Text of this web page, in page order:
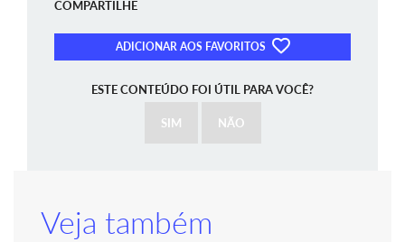
COMPARTILHE
ADICIONAR AOS FAVORITOS
ESTE CONTEÚDO FOI ÚTIL PARA VOCÊ?
SIM NÃO
Veja também